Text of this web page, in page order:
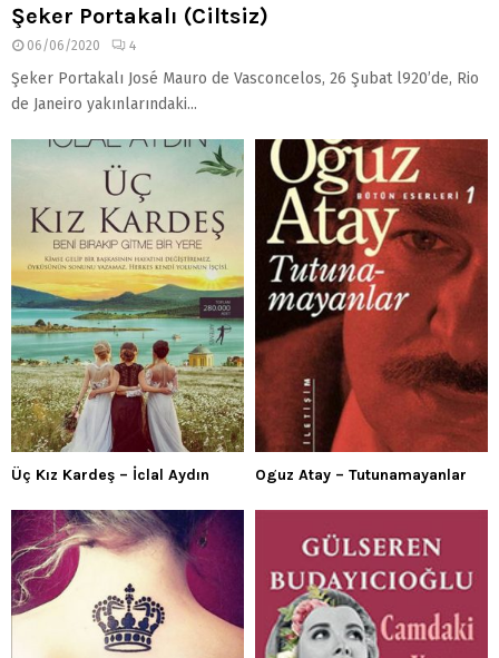
Şeker Portakalı (Ciltsiz)
06/06/2020 4
Şeker Portakalı José Mauro de Vasconcelos, 26 Şubat l920’de, Rio
de Janeiro yakınlarındaki...
Üç Kız Kardeş – İclal Aydın Oguz Atay – Tutunamayanlar